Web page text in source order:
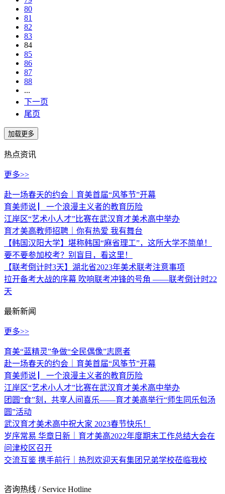
80
81
82
83
84
85
86
87
88
...
下一页
尾页
热点资讯
更多>>
赴一场春天的约会｜育美首届“风筝节”开幕
育美师说 ▏一个浪漫主义者的教育历险
江岸区“艺术小人才”比赛在武汉育才美术高中举办
育才美高教师招聘｜你有热爱 我有舞台
【韩国汉阳大学】堪称韩国“麻省理工”，这所大学不简单！
要不要参加校考？别盲目，看这里！
【联考倒计时3天】湖北省2023年美术联考注意事项
拉开备考大战的序幕 吹响联考冲锋的号角 ——联考倒计时22
天
最新新闻
更多>>
育美“蓝精灵”争做“全民偶像”志愿者
赴一场春天的约会｜育美首届“风筝节”开幕
育美师说 ▏一个浪漫主义者的教育历险
江岸区“艺术小人才”比赛在武汉育才美术高中举办
团圆“食”刻，共享人间喜乐——育才美高举行“师生同乐包汤
圆”活动
武汉育才美术高中祝大家 2023春节快乐！
岁序常易 华章日新｜育才美高2022年度期末工作总结大会在
问津校区召开
交流互鉴 携手前行｜热烈欢迎天有集团兄弟学校莅临我校
咨询热线 / Service Hotline